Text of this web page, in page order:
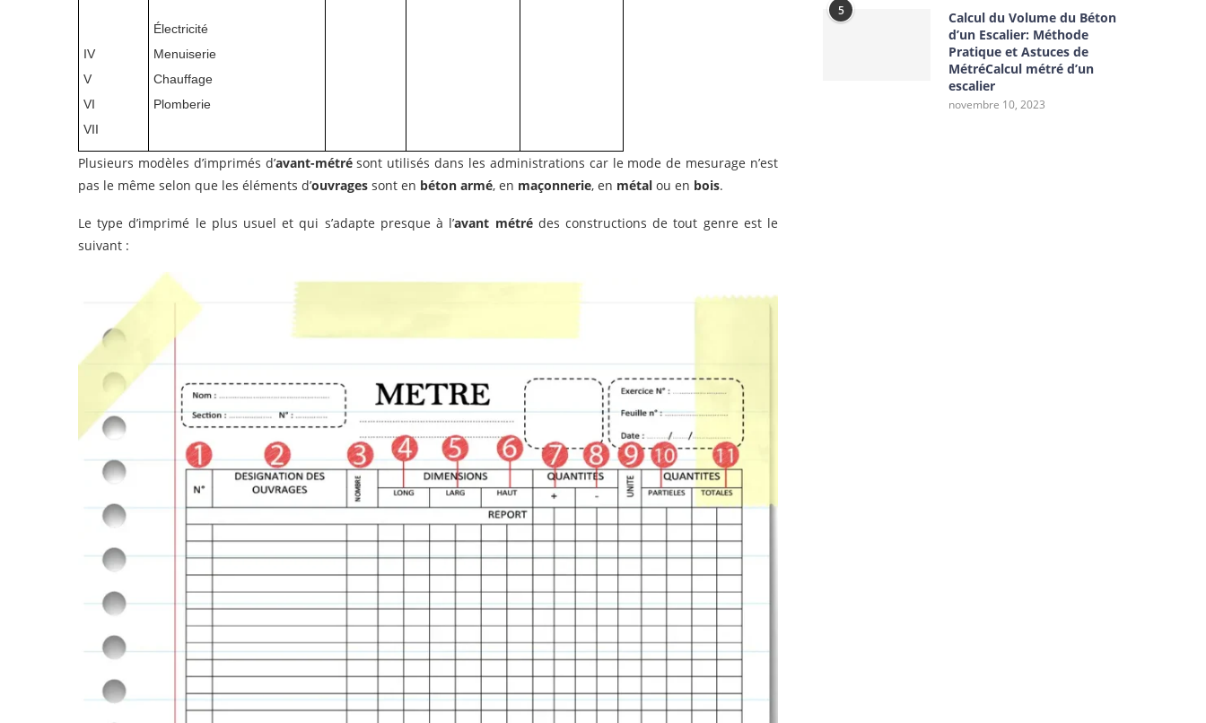
IV
V
VI
VII
Électricité
Menuiserie
Chauffage
Plomberie
Plusieurs modèles d’imprimés d’avant-métrésont utilisés dans les administrations car le mode de mesurage n’est
pas le même selon que les éléments d’ouvrages sont en béton armé, en maçonnerie, en métal ou en bois.
Le type d’imprimé le plus usuel et qui s’adapte presque à l’avant métrédes constructions de tout genre est le
suivant :
5
Calcul du Volume du Béton
d’un Escalier: Méthode
Pratique et Astuces de
MétréCalcul métré d’un
escalier
novembre 10, 2023